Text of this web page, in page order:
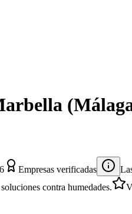
(
Empresas verificadas
contra humedades.